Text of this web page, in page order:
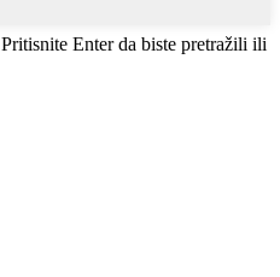
Pritisnite Enter da biste pretražili ili